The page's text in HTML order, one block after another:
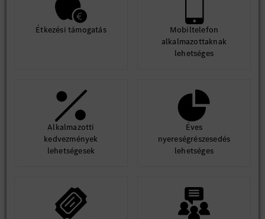
Étkezési támogatás
Mobiltelefon
alkalmazottaknak
lehetséges
Alkalmazotti
kedvezmények
lehetségesek
Éves
nyereségrészesedés
lehetséges